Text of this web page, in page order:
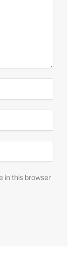
in this browser